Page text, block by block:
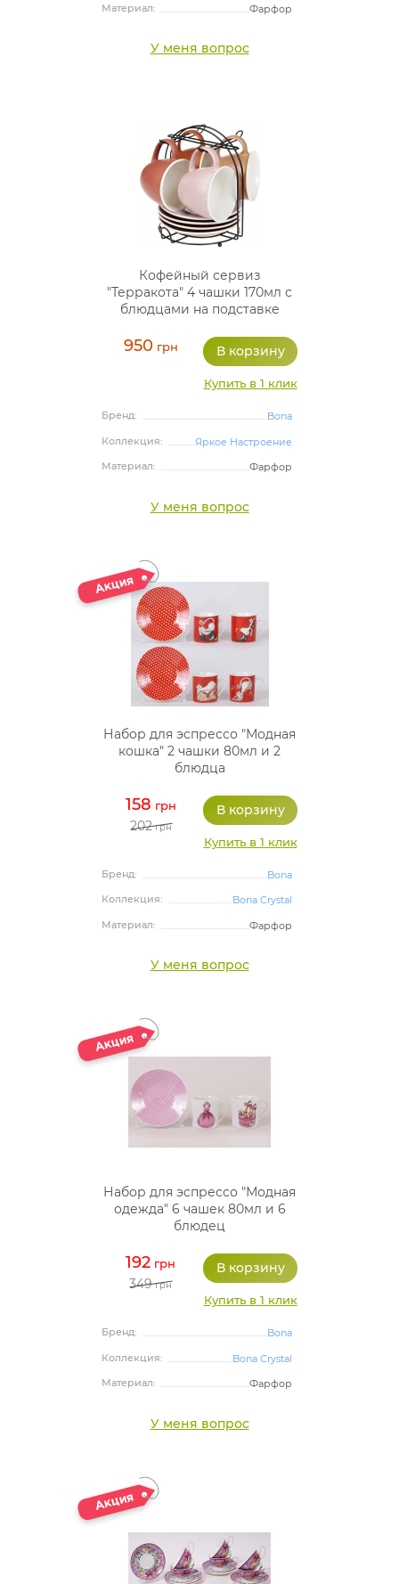
Материал:
Фарфор
У меня вопрос
Кофейный сервиз
"Терракота" 4 чашки 170мл с
блюдцами на подставке
950грн
Купить в 1 клик
Бренд:
Bona
Коллекция:
Яркое Настроение
Материал:
Фарфор
У меня вопрос
Набор для эспрессо "Модная
кошка" 2 чашки 80мл и 2
блюдца
158 грн
202грн
Купить в 1 клик
Бренд:
Bona
Коллекция:
Bona Crystal
Материал:
Фарфор
У меня вопрос
Набор для эспрессо "Модная
одежда" 6 чашек 80мл и 6
блюдец
192 грн
349грн
Купить в 1 клик
Бренд:
Bona
Коллекция:
Bona Crystal
Материал:
Фарфор
У меня вопрос